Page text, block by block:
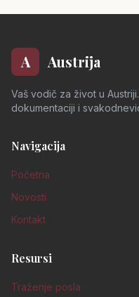
A Austrija
Vaš vodič za život u
dokumentaciji i
Navigacija
Početna
Novosti
Kontakt
Resursi
Traženje posla